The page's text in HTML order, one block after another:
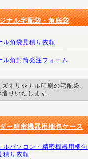
ナル宅配袋・角底袋
ル角袋見積り依頼
ル角封筒発注フォーム
オリジナル印刷の宅配袋、
りいたします。
ー精密機器用梱包ケース
ルパソコン・精密機器用梱包
積り依頼